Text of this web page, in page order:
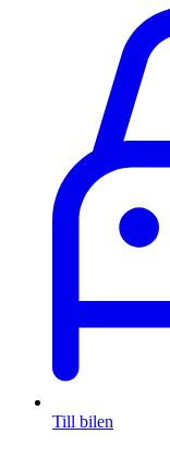
Till bilen